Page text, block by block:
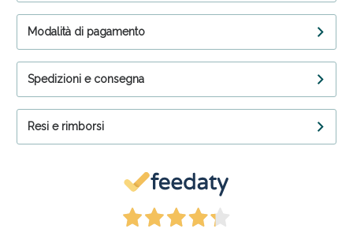
Modalità di pagamento
Spedizioni e consegna
Resi e rimborsi